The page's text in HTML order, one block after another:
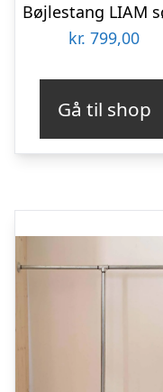
kr. 799,00
Gå til shop